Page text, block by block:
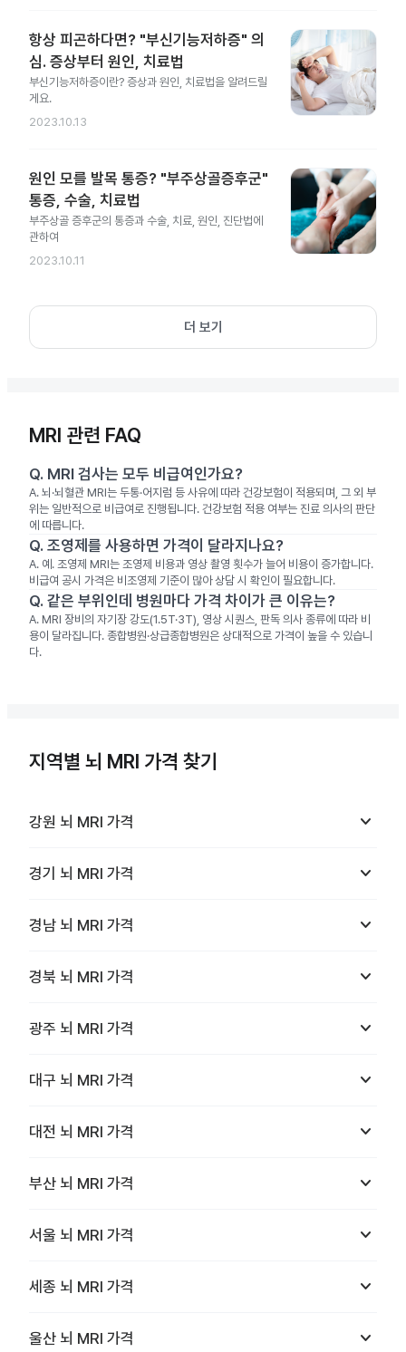
항상 피곤하다면? "부신기능저하증" 의
심. 증상부터 원인, 치료법
부신기능저하증이란? 증상과 원인, 치료법을 알려드릴
게요.
2023.10.13
원인 모를 발목 통증? "부주상골증후군"
통증, 수술, 치료법
부주상골 증후군의 통증과 수술, 치료, 원인, 진단법에
관하여
2023.10.11
더 보기
MRI 관련 FAQ
Q. MRI 검사는 모두 비급여인가요?
A. 뇌·뇌혈관 MRI는 두통·어지럼 등 사유에 따라 건강보험이 적용되며, 그 외 부
위는 일반적으로 비급여로 진행됩니다. 건강보험 적용 여부는 진료 의사의 판단
에 따릅니다.
Q. 조영제를 사용하면 가격이 달라지나요?
A. 예. 조영제 MRI는 조영제 비용과 영상 촬영 횟수가 늘어 비용이 증가합니다.
비급여 공시 가격은 비조영제 기준이 많아 상담 시 확인이 필요합니다.
Q. 같은 부위인데 병원마다 가격 차이가 큰 이유는?
A. MRI 장비의 자기장 강도(1.5T·3T), 영상 시퀀스, 판독 의사 종류에 따라 비
용이 달라집니다. 종합병원·상급종합병원은 상대적으로 가격이 높을 수 있습니
다.
지역별 뇌 MRI 가격 찾기
강원 뇌 MRI 가격 keyboard_arrow_down
경기 뇌 MRI 가격 keyboard_arrow_down
경남 뇌 MRI 가격 keyboard_arrow_down
경북 뇌 MRI 가격 keyboard_arrow_down
광주 뇌 MRI 가격 keyboard_arrow_down
대구 뇌 MRI 가격 keyboard_arrow_down
대전 뇌 MRI 가격 keyboard_arrow_down
부산 뇌 MRI 가격 keyboard_arrow_down
서울 뇌 MRI 가격 keyboard_arrow_down
세종 뇌 MRI 가격 keyboard_arrow_down
울산 뇌 MRI 가격 keyboard_arrow_down